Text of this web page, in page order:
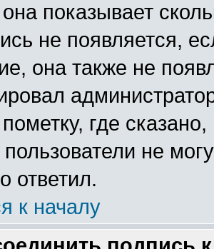
показывает
не появляется,
она также не
где
не
ответил.
к началу